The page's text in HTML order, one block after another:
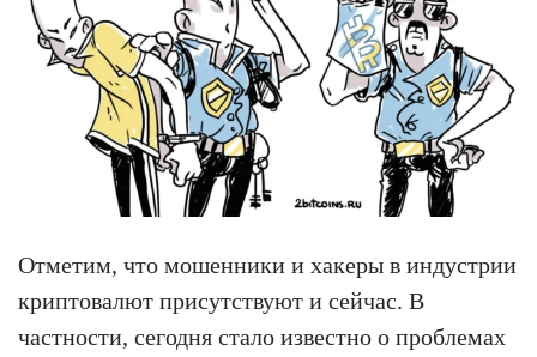
Отметим, что мошенники и хакеры в индустрии
криптовалют присутствуют и сейчас. В
частности, сегодня стало известно о проблемах